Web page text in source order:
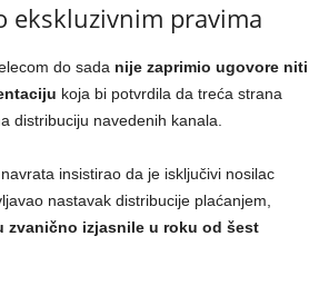
ekskluzivnim pravima
do sada nije zaprimio ugovore niti
koja bi potvrdila da treća strana
distribuciju navedenih kanala.
insistirao da je isključivi nosilac
nastavak distribucije plaćanjem,
zvanično izjasnile u roku od šest